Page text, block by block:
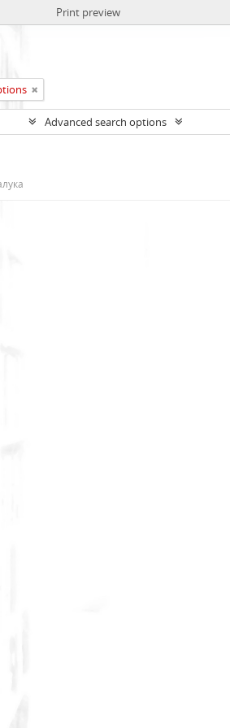
Print preview
Advanced search options